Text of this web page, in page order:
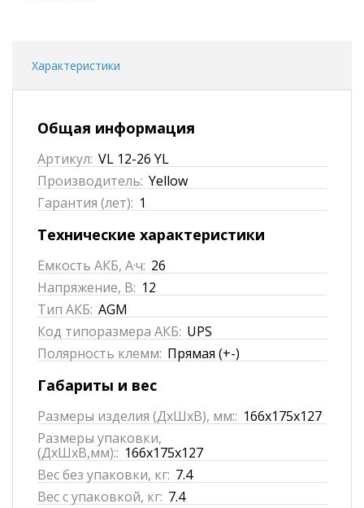
Характеристики
Общая информация
Артикул: VL 12-26 YL
Производитель: Yellow
Гарантия (лет): 1
Технические характеристики
Емкость АКБ, А·ч: 26
Напряжение, В: 12
Тип АКБ: AGM
Код типоразмера АКБ: UPS
Полярность клемм: Прямая (+-)
Габариты и вес
Размеры изделия (ДхШхВ), мм:: 166x175x127
Размеры упаковки,
(ДхШхВ,мм):: 166x175x127
Вес без упаковки, кг: 7.4
Вес с упаковкой, кг: 7.4